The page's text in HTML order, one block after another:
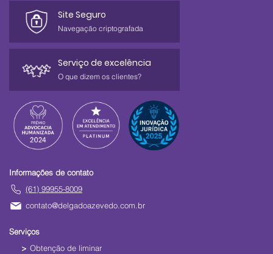
Site Seguro
Navegação criptografada
Serviço de excelência
O que dizem os clientes?
Informações de contato
(61) 99955-8009
contato@delgadoazevedo.com.br
Serviços
Obtenção de liminar